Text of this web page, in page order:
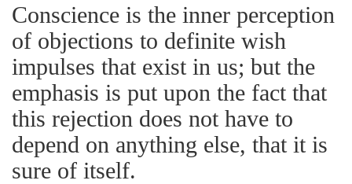
Conscience is the inner perception
of objections to definite wish
impulses that exist in us; but the
emphasis is put upon the fact that
this rejection does not have to
depend on anything else, that it is
sure of itself.